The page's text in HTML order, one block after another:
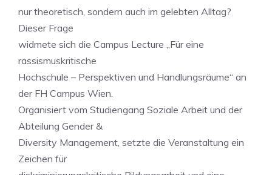
nur theoretisch, sondern auch im gelebten Alltag?
Dieser Frage
widmete sich die Campus Lecture „Für eine
rassismuskritische
Hochschule – Perspektiven und Handlungsräume“ an
der FH Campus Wien.
Organisiert vom Studiengang Soziale Arbeit und der
Abteilung Gender &
Diversity Management, setzte die Veranstaltung ein
Zeichen für